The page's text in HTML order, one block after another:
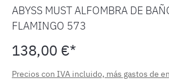
ABYSS MUST ALFOMBRA DE
FLAMINGO 573
138,00 €*
Precios con IVA incluido, más gastos de